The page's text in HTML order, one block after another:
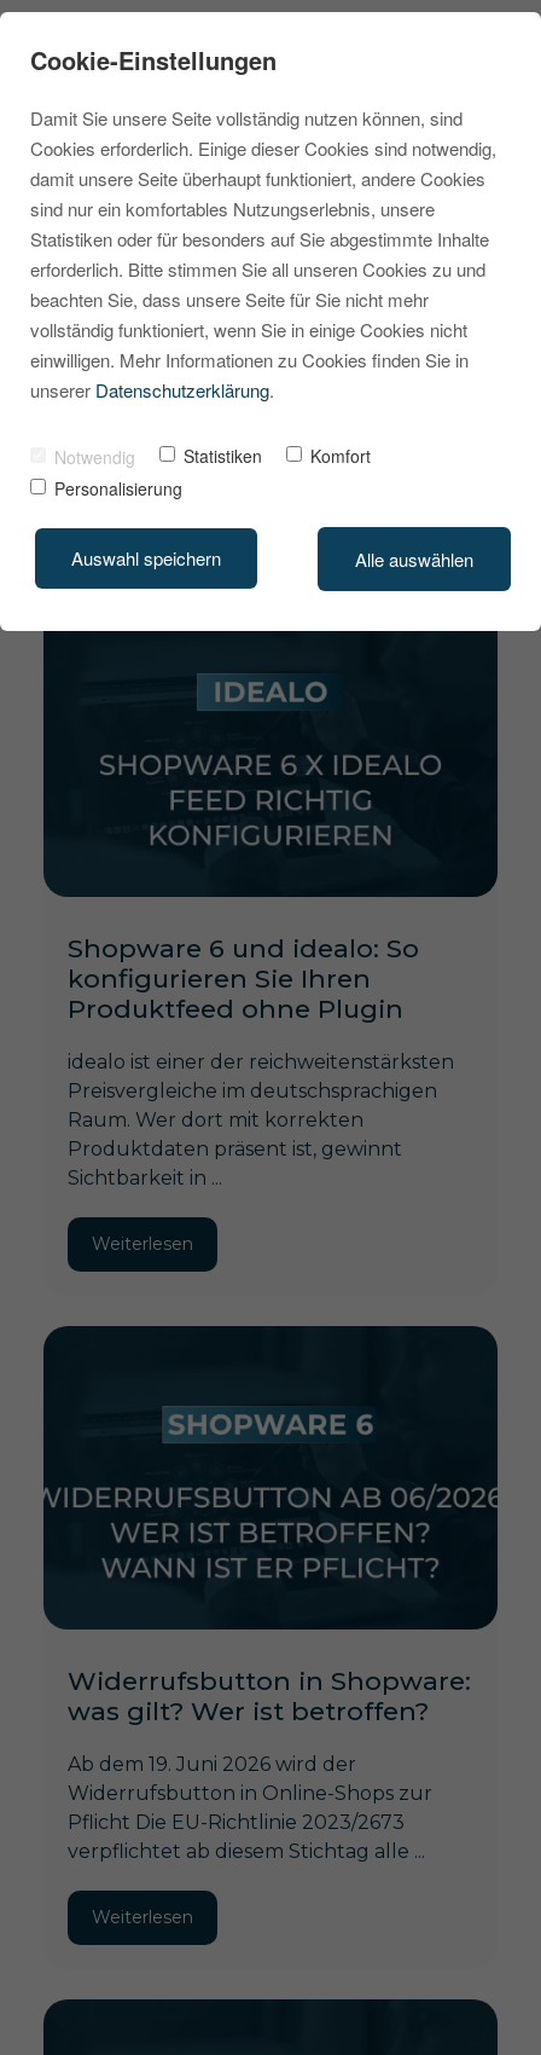
Neue Blogartikel
Tipps & Trickszu
Shopware
Aktuelle Beiträge rund um Shopware 6
Shopware 6 und idealo: So
konfigurieren Sie Ihren
Produktfeed ohne Plugin
idealo ist einer der reichweitenstärksten
Preisvergleiche im deutschsprachigen
Raum. Wer dort mit korrekten
Produktdaten präsent ist, gewinnt
Sichtbarkeit in ...
Weiterlesen
Widerrufsbutton in Shopware:
was gilt? Wer ist betroffen?
Ab dem 19. Juni 2026 wird der
Widerrufsbutton in Online-Shops zur
Pflicht Die EU-Richtlinie 2023/2673
verpflichtet ab diesem Stichtag alle ...
Weiterlesen
Cookie-Einstellungen
Damit Sie unsere Seite vollständig nutzen können, sind
Cookies erforderlich. Einige dieser Cookies sind notwendig,
damit unsere Seite überhaupt funktioniert, andere Cookies
sind nur ein komfortables Nutzungserlebnis, unsere
Statistiken oder für besonders auf Sie abgestimmte Inhalte
erforderlich. Bitte stimmen Sie all unseren Cookies zu und
beachten Sie, dass unsere Seite für Sie nicht mehr
vollständig funktioniert, wenn Sie in einige Cookies nicht
einwilligen. Mehr Informationen zu Cookies finden Sie in
unserer Datenschutzerklärung.
Notwendig Statistiken
Komfort
Personalisierung
Auswahl speichern Alle auswählen